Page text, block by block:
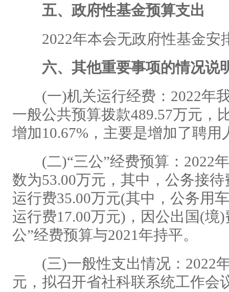
五、政府性基金预算支出
2022年本会无政府性基金安
六、其他重要事项的情况说
(一)机关运行经费：2022年我
一般公共预算拨款489.57万元，
增加10.67%，主要是增加了聘用
(二)“三公”经费预算：2022年
数为53.00万元，其中，公务接
运行费35.00万元(其中，公务用
运行费17.00万元)，因公出国(境
公”经费预算与2021年持平。
(三)一般性支出情况：2022年
元，拟召开省社科联系统工作会